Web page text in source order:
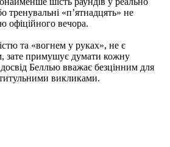
тренувальні «п’ятнадцять» не
офіційного вечора.
та «вогнем у руках», не є
зате примушує думати кожну
Беллью вважає безцінним для
викликами.